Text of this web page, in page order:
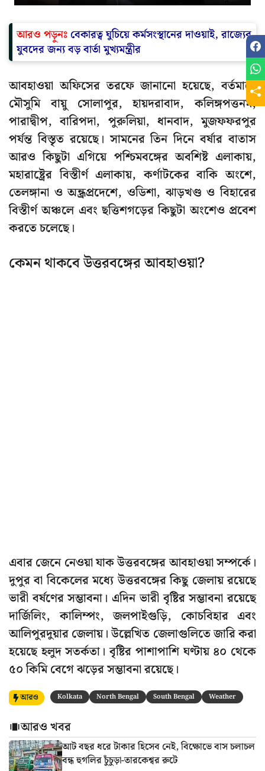
আরও পড়ুনঃ বেকারত্ব ঘুচিয়ে কর্মসংস্থানের দাওয়াই, রাজ্যের
যুবদের জন্য বড় বার্তা মুখ্যমন্ত্রীর
আবহাওয়া অফিসের তরফে জানানো হয়েছে, বর্তমানে
মৌসুমি বায়ু সোলাপুর, হায়দরাবাদ, কলিঙ্গপত্তনম,
পারাদ্বীপ, বারিপদা, পুরুলিয়া, ধানবাদ, মুজফফরপুর
পর্যন্ত বিস্তৃত রয়েছে। সামনের তিন দিনে বর্ষার বাতাস
আরও কিছুটা এগিয়ে পশ্চিমবঙ্গের অবশিষ্ট এলাকায়,
মহারাষ্ট্রের বিস্তীর্ণ এলাকায়, কর্ণাটকের বাকি অংশে,
তেলঙ্গানা ও অন্ধ্রপ্রদেশে, ওডিশা, ঝাড়খণ্ড ও বিহারের
বিস্তীর্ণ অঞ্চলে এবং ছত্তিশগড়ের কিছুটা অংশেও প্রবেশ
করতে চলেছে।
কেমন থাকবে উত্তরবঙ্গের আবহাওয়া?
এবার জেনে নেওয়া যাক উত্তরবঙ্গের আবহাওয়া সম্পর্কে।
দুপুর বা বিকেলের মধ্যে উত্তরবঙ্গের কিছু জেলায় রয়েছে
ভারী বর্ষণের সম্ভাবনা। এদিন ভারী বৃষ্টির সম্ভাবনা রয়েছে
দার্জিলিং, কালিম্পং, জলপাইগুড়ি, কোচবিহার এবং
আলিপুরদুয়ার জেলায়। উল্লেখিত জেলাগুলিতে জারি করা
হয়েছে হলুদ সতর্কতা। বৃষ্টির পাশাপাশি ঘণ্টায় ৪০ থেকে
৫০ কিমি বেগে ঝড়ের সম্ভাবনা রয়েছে।
আরও Kolkata North Bengal South Bengal Weather
আরও খবর
আট বছর ধরে টাকার হিসেব নেই, বিক্ষোভে বাস চলাচল
বন্ধ হুগলির চুঁচুড়া-তারকেশ্বর রুটে